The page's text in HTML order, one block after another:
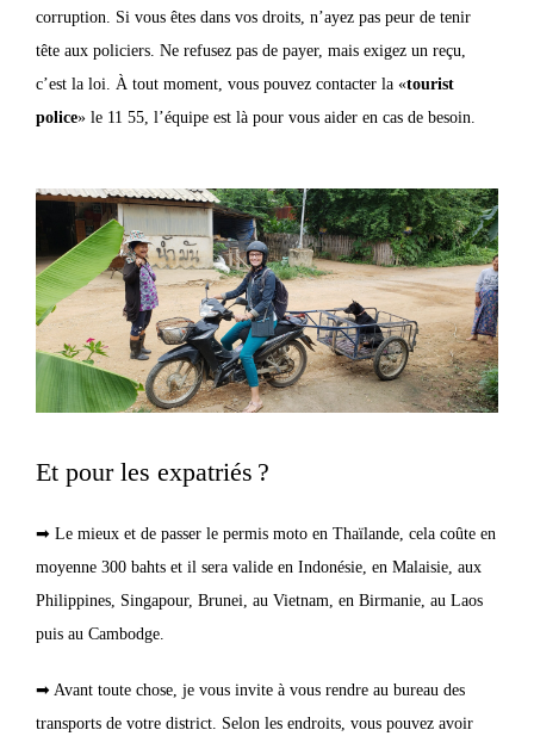
corruption. Si vous êtes dans vos droits, n’ayez pas peur de tenir
tête aux policiers. Ne refusez pas de payer, mais exigez un reçu,
c’est la loi. À tout moment, vous pouvez contacter la «tourist
police» le 11 55, l’équipe est là pour vous aider en cas de besoin.
Et pour les expatriés ?
➡ Le mieux et de passer le permis moto en Thaïlande, cela coûte en
moyenne 300 bahts et il sera valide en Indonésie, en Malaisie, aux
Philippines, Singapour, Brunei, au Vietnam, en Birmanie, au Laos
puis au Cambodge.
➡ Avant toute chose, je vous invite à vous rendre au bureau des
transports de votre district. Selon les endroits, vous pouvez avoir